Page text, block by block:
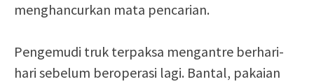
menghancurkan mata pencarian.
Pengemudi truk terpaksa mengantre berhari-
hari sebelum beroperasi lagi. Bantal, pakaian